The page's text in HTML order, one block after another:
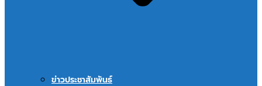
ข่าวประชาสัมพันธ์